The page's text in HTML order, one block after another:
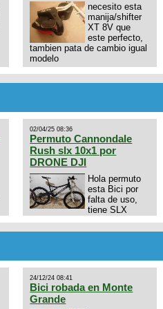
necesito esta
manija/shifter
XT 8V que
este perfecto,
tambien pata de cambio igual
modelo
02/04/25 08:36
Permuto Cannondale
Rush slx 10x1 por
DRONE DJI
Hola permuto
esta Bici por
falta de uso,
tiene SLX
Horquilla Axon tope de gama
por drone de la marca Dji, les
interesa 3434568861 saludos
24/12/24 08:41
Bici robada en Monte
Grande